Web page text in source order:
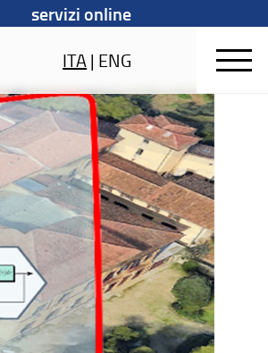
servizi online
ITA| ENG